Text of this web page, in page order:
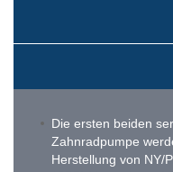
Die ersten beiden
Zahnradpumpe
Herstellung von NY/